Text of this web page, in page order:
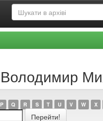
Володимир
P Q R S T U V W X